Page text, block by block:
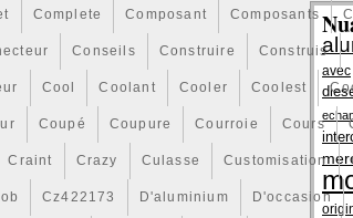
Complete Composant Composants
Conseils Construire Construis
Cool Coolant Cooler Coolest
Coupé Coupure Courroie Cours
Craint Crazy Culasse Customisation
Cz422173 D'aluminium D'occasion
avec